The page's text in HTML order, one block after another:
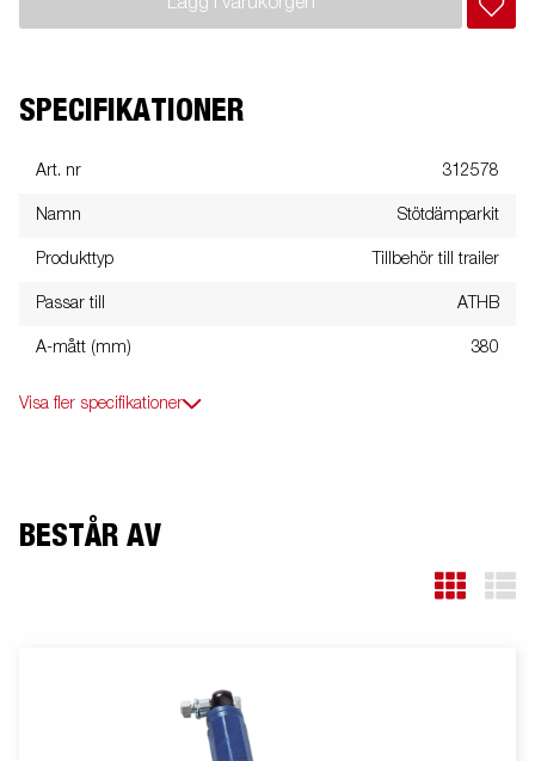
SPECIFIKATIONER
Art. nr 312578
Namn Stötdämparkit
Produkttyp Tillbehör till trailer
Passar till ATHB
A-mått (mm) 380
Visa fler specifikationer
BESTÅR AV